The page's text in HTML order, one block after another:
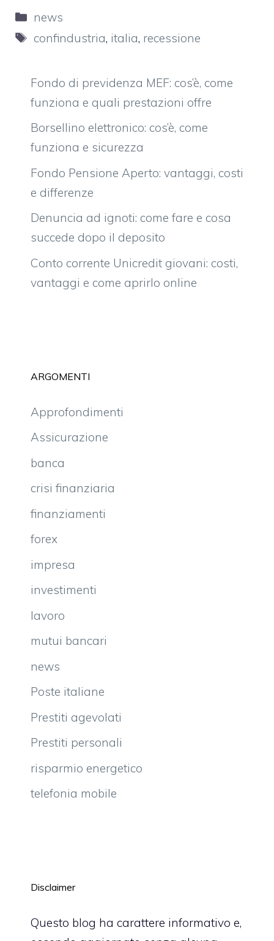
Categorie
news
Tag
confindustria, italia, recessione
Fondo di previdenza MEF: cos’è, come
funziona e quali prestazioni offre
Borsellino elettronico: cos’è, come
funziona e sicurezza
Fondo Pensione Aperto: vantaggi, costi
e differenze
Denuncia ad ignoti: come fare e cosa
succede dopo il deposito
Conto corrente Unicredit giovani: costi,
vantaggi e come aprirlo online
ARGOMENTI
Approfondimenti
Assicurazione
banca
crisi finanziaria
finanziamenti
forex
impresa
investimenti
lavoro
mutui bancari
news
Poste italiane
Prestiti agevolati
Prestiti personali
risparmio energetico
telefonia mobile
Disclaimer
Questo blog ha carattere informativo e,